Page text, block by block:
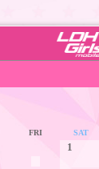
FRI SAT
1